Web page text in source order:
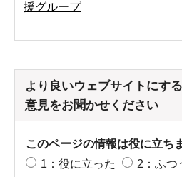
援グループ
より良いウェブサイトにす
意見をお聞かせください
このページの情報は役に立ち
1：役に立った
2：ふつ